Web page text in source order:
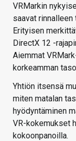
VRMarkin
saavat rinnalleen
Erityisen
DirectX 12 -
Aiemmat
korkeamman
Yhtiön itsensä
miten matalan
hyödyntäminen
VR-kokemukset
kokoonpanoilla.